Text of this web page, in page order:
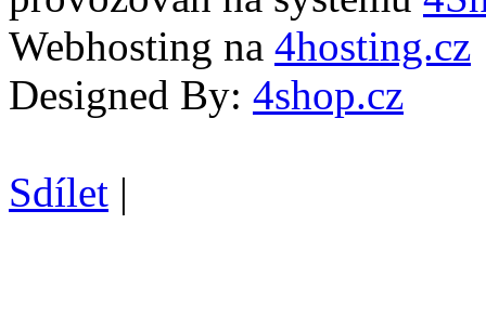
Webhosting na 4hosting.cz
Designed By: 4shop.cz
Sdílet |